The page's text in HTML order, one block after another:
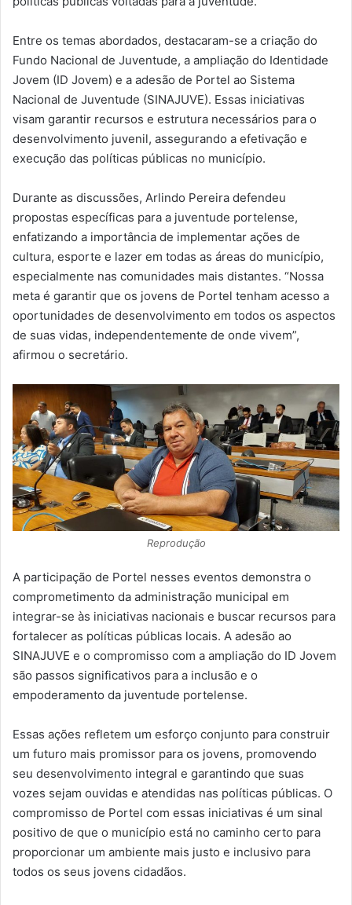
Entre os temas abordados, destacaram-se a criação do
Fundo Nacional de Juventude, a ampliação do Identidade
Jovem (ID Jovem) e a adesão de Portel ao Sistema
Nacional de Juventude (SINAJUVE). Essas iniciativas
visam garantir recursos e estrutura necessários para o
desenvolvimento juvenil, assegurando a efetivação e
execução das políticas públicas no município.
Durante as discussões, Arlindo Pereira defendeu
propostas específicas para a juventude portelense,
enfatizando a importância de implementar ações de
cultura, esporte e lazer em todas as áreas do município,
especialmente nas comunidades mais distantes. “Nossa
meta é garantir que os jovens de Portel tenham acesso a
oportunidades de desenvolvimento em todos os aspectos
de suas vidas, independentemente de onde vivem”,
afirmou o secretário.
Reprodução
A participação de Portel nesses eventos demonstra o
comprometimento da administração municipal em
integrar-se às iniciativas nacionais e buscar recursos para
fortalecer as políticas públicas locais. A adesão ao
SINAJUVE e o compromisso com a ampliação do ID Jovem
são passos significativos para a inclusão e o
empoderamento da juventude portelense.
Essas ações refletem um esforço conjunto para construir
um futuro mais promissor para os jovens, promovendo
seu desenvolvimento integral e garantindo que suas
vozes sejam ouvidas e atendidas nas políticas públicas. O
compromisso de Portel com essas iniciativas é um sinal
positivo de que o município está no caminho certo para
proporcionar um ambiente mais justo e inclusivo para
todos os seus jovens cidadãos.